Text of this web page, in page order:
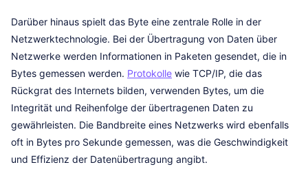
Darüber hinaus spielt das Byte eine zentrale Rolle in der
Netzwerktechnologie. Bei der Übertragung von Daten über
Netzwerke werden Informationen in Paketen gesendet, die in
Bytes gemessen werden. Protokolle wie TCP/IP, die das
Rückgrat des Internets bilden, verwenden Bytes, um die
Integrität und Reihenfolge der übertragenen Daten zu
gewährleisten. Die Bandbreite eines Netzwerks wird ebenfalls
oft in Bytes pro Sekunde gemessen, was die Geschwindigkeit
und Effizienz der Datenübertragung angibt.